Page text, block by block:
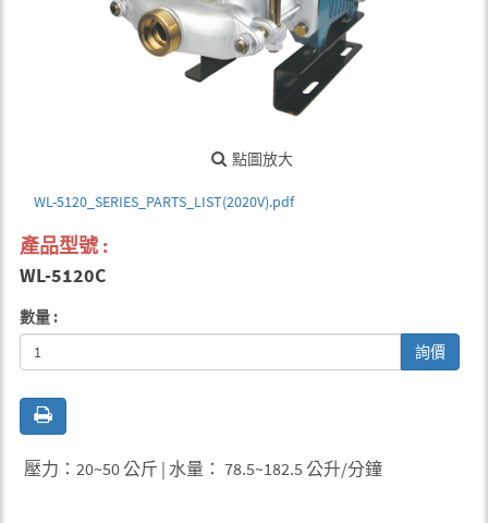
點圖放大
WL-5120_SERIES_PARTS_LIST(2020V).pdf
產品型號 :
WL-5120C
數量 :
詢價
壓力：20~50 公斤 | 水量： 78.5~182.5 公升/分鐘